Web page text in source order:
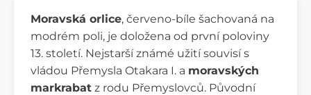
Moravská orlice, červeno-bíle šachovaná na
modrém poli, je doložena od první poloviny
13. století. Nejstarší známé užití souvisí s
vládou Přemysla Otakara I. a moravských
markrabat z rodu Přemyslovců. Původní